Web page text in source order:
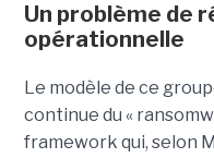
Un problème de
opérationnelle
Le modèle de ce
continue du «
framework qui, selon